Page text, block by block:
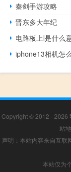
秦剑手游攻略
晋东多大年纪
电路板上l是什么
iphone13相机怎
Copyright © 2012 - 2026
站
声明：本站内容来自互联
本站仅为